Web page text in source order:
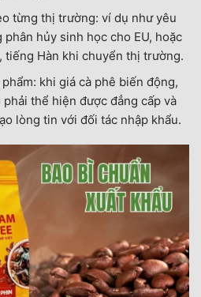
từng thị trường: ví dụ như yêu
hủy sinh học cho EU, hoặc
tiếng Hàn khi chuyển thị trường.
khi giá cà phê biến động,
thể hiện được đẳng cấp và
lòng tin với đối tác nhập khẩu.